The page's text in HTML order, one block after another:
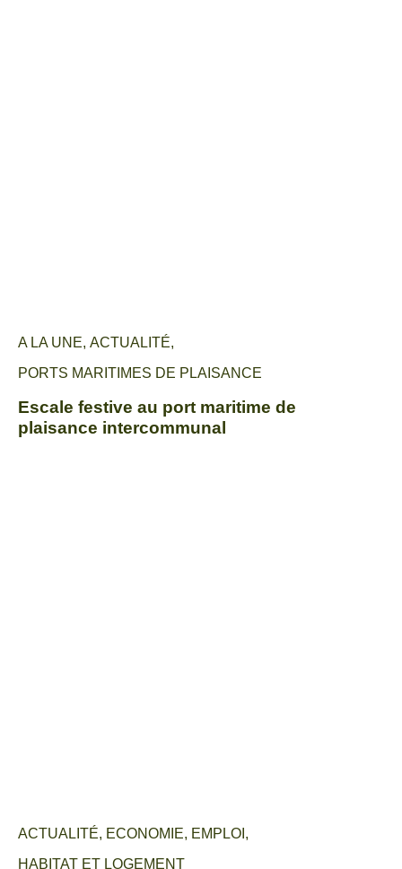
A LA UNE, ACTUALITÉ,
PORTS MARITIMES DE PLAISANCE
Escale festive au port maritime de
plaisance intercommunal
ACTUALITÉ, ECONOMIE, EMPLOI ,
HABITAT ET LOGEMENT